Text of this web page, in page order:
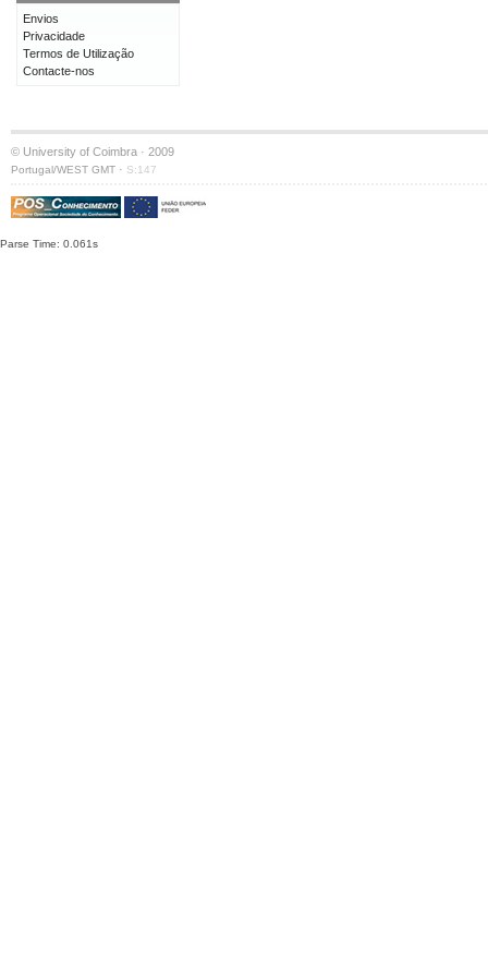
Envios
Privacidade
Termos de Utilização
Contacte-nos
© University of Coimbra · 2009
Portugal/WEST GMT · S:147
Parse Time: 0.061s